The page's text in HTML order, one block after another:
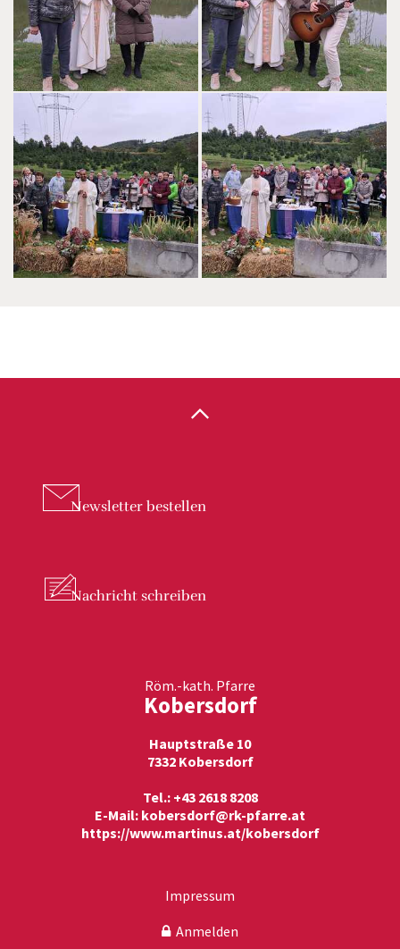
Newsletter bestellen
Nachricht schreiben
Röm.-kath. Pfarre
Kobersdorf
Hauptstraße 10
7332 Kobersdorf
Tel.: +43 2618 8208
E-Mail: kobersdorf@rk-pfarre.at
https://www.martinus.at/kobersdorf
Impressum
Anmelden